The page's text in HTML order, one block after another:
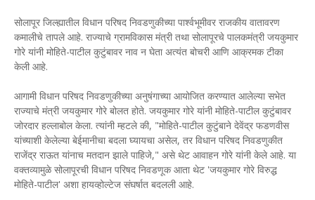
सोलापूर जिल्ह्यातील विधान परिषद निवडणुकीच्या पार्श्वभूमीवर राजकीय वातावरण
कमालीचे तापले आहे. राज्याचे ग्रामविकास मंत्री तथा सोलापूरचे पालकमंत्री जयकुमार
गोरे यांनी मोहिते-पाटील कुटुंबावर नाव न घेता अत्यंत बोचरी आणि आक्रमक टीका
केली आहे.
आगामी विधान परिषद निवडणुकीच्या अनुषंगाच्या आयोजित करण्यात आलेल्या सभेत
राज्याचे मंत्री जयकुमार गोरे बोलत होते. जयकुमार गोरे यांनी मोहिते-पाटील कुटुंबावर
जोरदार हल्लाबोल केला. त्यांनी म्हटले की, "मोहिते-पाटील कुटुंबाने देवेंद्र फडणवीस
यांच्याशी केलेल्या बेईमानीचा बदला घ्यायचा असेल, तर विधान परिषद निवडणुकीत
राजेंद्र राऊत यांनाच मतदान झाले पाहिजे," असे थेट आवाहन गोरे यांनी केले आहे. या
वक्तव्यामुळे सोलापूरची विधान परिषद निवडणूक आता थेट 'जयकुमार गोरे विरुद्ध
मोहिते-पाटील' अशा हायव्होल्टेज संघर्षात बदलली आहे.